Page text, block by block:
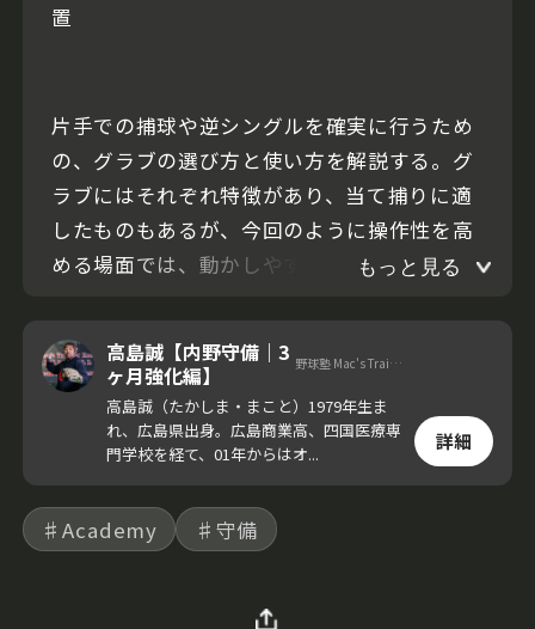
置
片手での捕球や逆シングルを確実に行うため
の、グラブの選び方と使い方を解説する。グ
ラブにはそれぞれ特徴があり、当て捕りに適
したものもあるが、今回のように操作性を高
める場面では、動かしやすさやホールド力に
送球への移行がスムーズになる。
もっと見る
高島誠【内野守備｜3
ヶ月強化編】
野球塾 Mac's Trainer Room 代表
高島誠（たかしま・まこと）1979年生ま
れ、広島県出身。広島商業高、四国医療専
門学校を経て、01年からはオ...
詳細
♯Academy ♯守備